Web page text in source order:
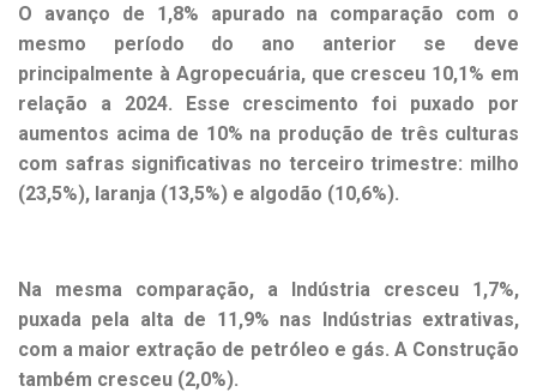
O avanço de 1,8% apurado na comparação com o
mesmo período do ano anterior se deve
principalmente à Agropecuária, que cresceu 10,1% em
relação a 2024. Esse crescimento foi puxado por
aumentos acima de 10% na produção de três culturas
com safras significativas no terceiro trimestre: milho
(23,5%), laranja (13,5%) e algodão (10,6%).
Na mesma comparação, a Indústria cresceu 1,7%,
puxada pela alta de 11,9% nas Indústrias extrativas,
com a maior extração de petróleo e gás. A Construção
também cresceu (2,0%).